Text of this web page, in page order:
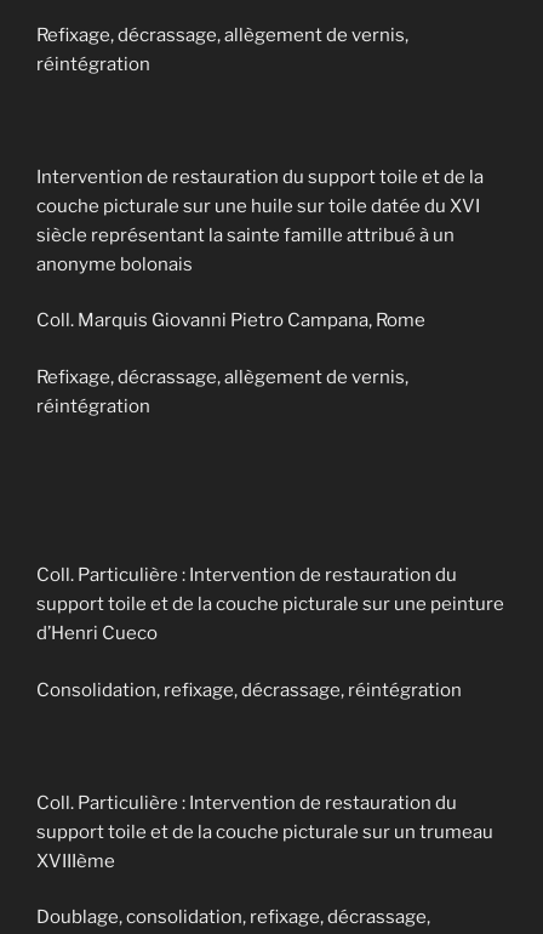
Refixage, décrassage, allègement de vernis,
réintégration
Intervention de restauration du support toile et de la
couche picturale sur une huile sur toile datée du XVI
siècle représentant la sainte famille attribué à un
anonyme bolonais
Coll. Marquis Giovanni Pietro Campana, Rome
Refixage, décrassage, allègement de vernis,
réintégration
Coll. Particulière : Intervention de restauration du
support toile et de la couche picturale sur une peinture
d’Henri Cueco
Consolidation, refixage, décrassage, réintégration
Coll. Particulière : Intervention de restauration du
support toile et de la couche picturale sur un trumeau
XVIIIème
Doublage, consolidation, refixage, décrassage,